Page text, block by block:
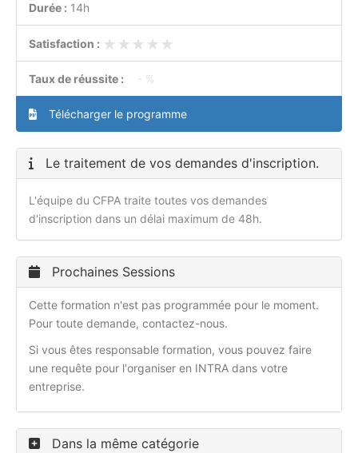
Durée : 14h
Satisfaction : ★★★★★
★★★★★
Taux de réussite : - %
Télécharger le programme
Le traitement de vos demandes d'inscription.
L'équipe du CFPA traite toutes vos demandes
d'inscription dans un délai maximum de 48h.
Prochaines Sessions
Cette formation n'est pas programmée pour le moment.
Pour toute demande, contactez-nous.
Si vous êtes responsable formation, vous pouvez faire
une requête pour l'organiser en INTRA dans votre
entreprise.
Dans la même catégorie